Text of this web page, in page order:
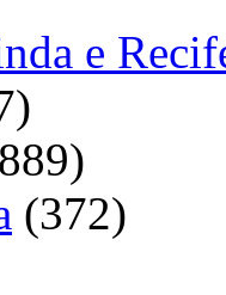
e
(372)